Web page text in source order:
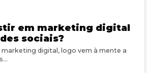
em marketing digital
sociais?
marketing digital, logo vem à mente a